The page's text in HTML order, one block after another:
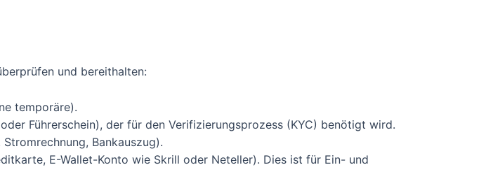
und bereithalten:
temporäre).
Führerschein), der für den Verifizierungsprozess (KYC) benötigt wird.
Bankauszug).
E-Wallet-Konto wie Skrill oder Neteller). Dies ist für Ein- und